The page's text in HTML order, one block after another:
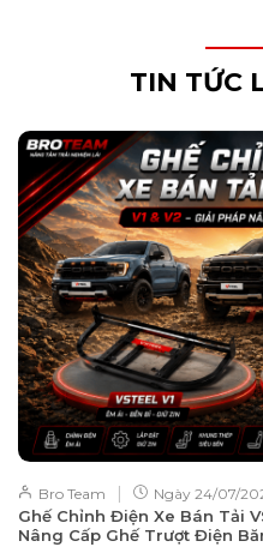
TIN TỨC
Bro Team | Ngày 24/07/
Ghế Chỉnh Điện Xe Bán Tải
Nâng Cấp Ghế Trượt Điện